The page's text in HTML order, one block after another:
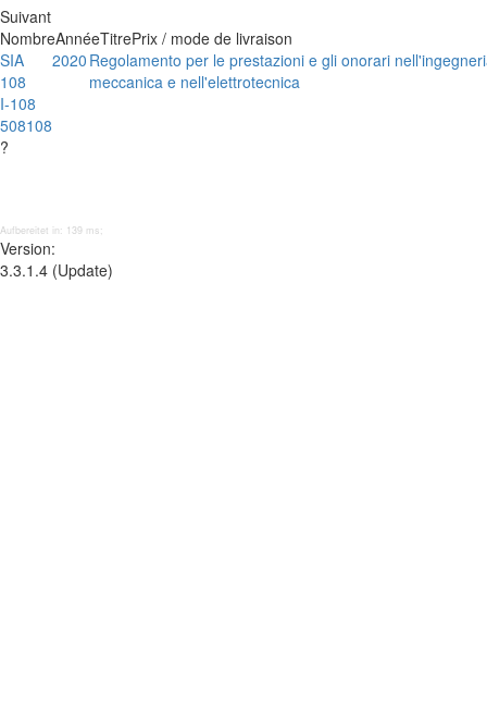
Suivant
NombreAnnéeTitrePrix / mode de livraison
SIA
108
I-108
508108
?
2020 Regolamento per le prestazioni e gli onorari
meccanica e nell'elettrotecnica
Aufbereitet in: 139 ms;
Version:
3.3.1.4 (Update)